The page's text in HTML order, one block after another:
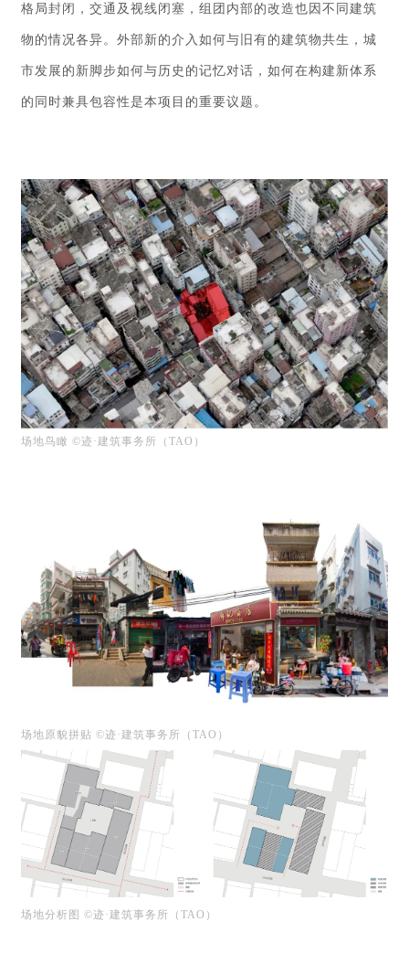
格局封闭，交通及视线闭塞，组团内部的改造也因不同建筑
物的情况各异。外部新的介入如何与旧有的建筑物共生，城
市发展的新脚步如何与历史的记忆对话，如何在构建新体系
的同时兼具包容性是本项目的重要议题。
场地鸟瞰 ©迹·建筑事务所（TAO）
场地原貌拼贴 ©迹·建筑事务所（TAO）
场地分析图 ©迹·建筑事务所（TAO）